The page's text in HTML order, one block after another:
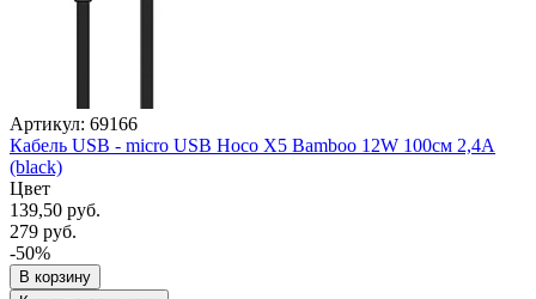
Артикул: 69166
Кабель USB - micro USB Hoco X5 Bamboo 12W 100см 2,4A
(black)
Цвет
139,50 руб.
279 руб.
-50%
В корзину